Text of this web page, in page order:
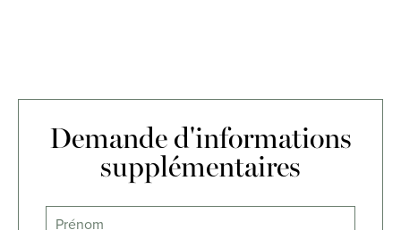
Demande d'informations
supplémentaires